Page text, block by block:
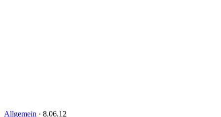
Allgemein · 8.06.12